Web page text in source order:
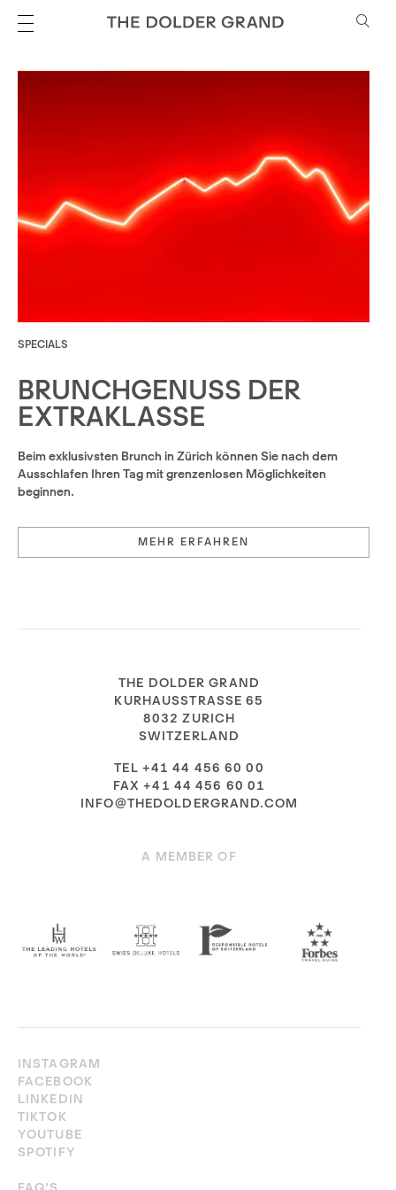
SPECIALS
BRUNCHGENUSS DER
EXTRAKLASSE
Beim exklusivsten Brunch in Zürich können Sie nach dem
Ausschlafen Ihren Tag mit grenzenlosen Möglichkeiten
beginnen.
MEHR ERFAHREN
THE DOLDER GRAND
KURHAUSSTRASSE 65
8032 ZURICH
SWITZERLAND
TEL +41 44 456 60 00
FAX +41 44 456 60 01
INFO@THEDOLDERGRAND.COM
A MEMBER OF
INSTAGRAM
FACEBOOK
LINKEDIN
TIKTOK
YOUTUBE
SPOTIFY